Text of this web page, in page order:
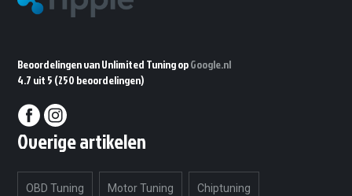
Beoordelingen van Unlimited Tuning opGoogle.nl
4.7 uit 5 (250 beoordelingen)
Overige artikelen
OBD Tuning Motor Tuning Chiptuning